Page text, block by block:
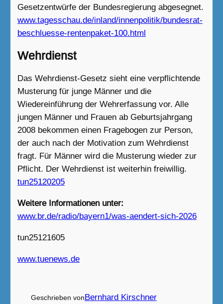
Gesetzentwürfe der Bundesregierung abgesegnet.
www.tagesschau.de/inland/innenpolitik/bundesrat-
beschluesse-rentenpaket-100.html
Wehrdienst
Das Wehrdienst-Gesetz sieht eine verpflichtende
Musterung für junge Männer und die
Wiedereinführung der Wehrerfassung vor. Alle
jungen Männer und Frauen ab Geburtsjahrgang
2008 bekommen einen Fragebogen zur Person,
der auch nach der Motivation zum Wehrdienst
fragt. Für Männer wird die Musterung wieder zur
Pflicht. Der Wehrdienst ist weiterhin freiwillig.
tun25120205
Weitere Informationen unter:
www.br.de/radio/bayern1/was-aendert-sich-2026
tun25121605
www.tuenews.de
Geschrieben von Bernhard Kirschner